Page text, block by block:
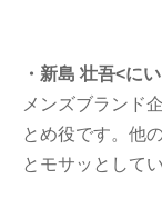
・新島 壮吾<に
メンズブランド
とめ役です。他
とモサッとして